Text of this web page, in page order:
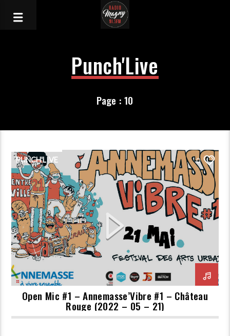
Punch'Live
Page : 10
PUNCH'LIVE 0
Open Mic #1 – Annemasse’Vibre #1 – Château
Rouge (2022 – 05 – 21)